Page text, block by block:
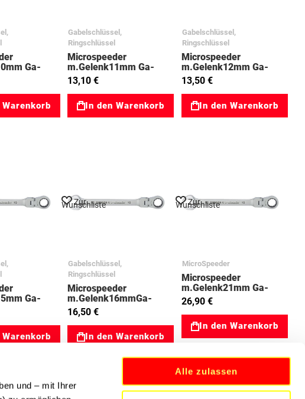
und – mit Ihrer
Alle zulassen
Ga-
03023047
Gabelschlüssel,
Ringschlüssel
Microspeeder
m.Gelenk11mm Ga-
Ringratsche 03023048
13,10 €
In den Warenkorb
Gabelschlüssel,
Ringschlüssel
Microspeeder
m.Gelenk12mm Ga-
Ringratsche 03023049
13,50 €
In den Warenkorb
Ga-
03023052
Zur
Wunschliste
Gabelschlüssel,
Ringschlüssel
Microspeeder
m.Gelenk16mmGa-
Ringratsche 03023053
16,50 €
In den Warenkorb
Zur
Wunschliste
MicroSpeeder
Microspeeder
m.Gelenk21mm Ga-
Ringratsche 03023058
26,90 €
In den Warenkorb